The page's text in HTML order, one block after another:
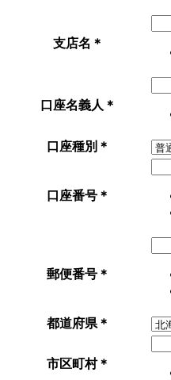
支店名 ＊
口座名義人 ＊
口座種別 ＊
口座番号 ＊
郵便番号 ＊
都道府県 ＊
市区町村＊